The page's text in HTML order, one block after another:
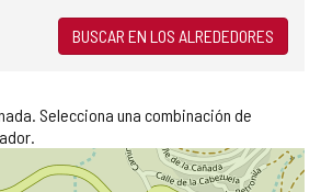
BUSCAR EN LOS ALREDEDORES
Selecciona una combinación de